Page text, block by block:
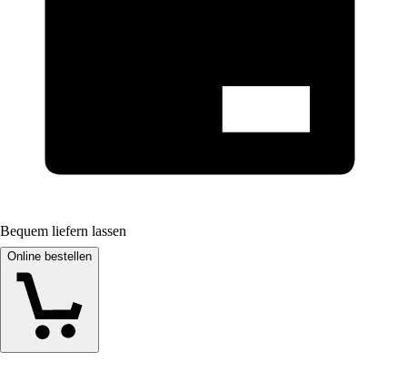
Bequem liefern lassen
Online bestellen